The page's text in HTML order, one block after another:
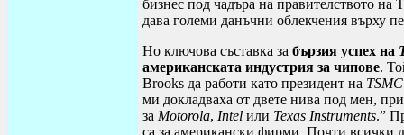
бизнес под чадъра на правителството на
дава големи данъчни облекчения върху
Но ключова съставка за бързия успех на
американската индустрия за чипове.
Brooks да работи като президент на TSMC
ми докладваха от двете нива под мен,
за Motorola, Intel или Texas Instruments.”